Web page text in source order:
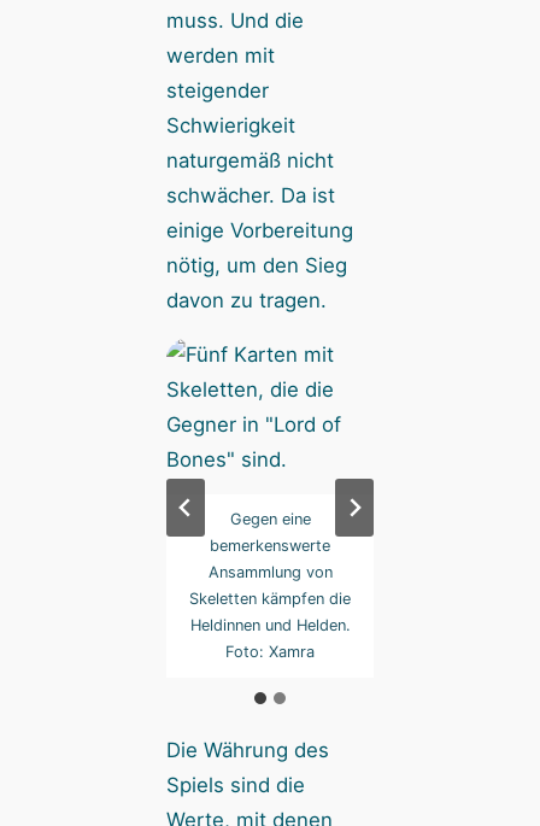
muss. Und die
werden mit
steigender
Schwierigkeit
naturgemäß nicht
schwächer. Da ist
einige Vorbereitung
nötig, um den Sieg
davon zu tragen.
Gegen eine
bemerkenswerte
Ansammlung von
Skeletten kämpfen die
Heldinnen und Helden.
Foto: Xamra
Die Währung des
Spiels sind die
Werte, mit denen